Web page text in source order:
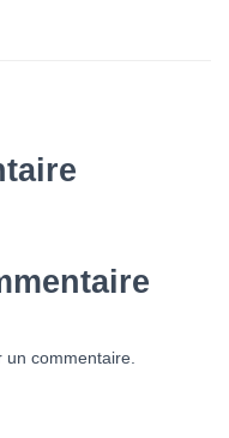
un commentaire.